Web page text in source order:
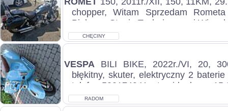
chopper, Witam Sprzedam
Pięknym Stanie Technicznym i
CHĘCINY
VESPA BILI BIKE, 2022r./VI, 20,
błękitny, skuter, elektryczny 2
telefon 500174941, stan idealny,
RADOM